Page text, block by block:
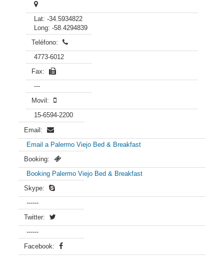
Lat: -34.5934822
Long: -58.4294839
Teléfono:
4773-6012
Fax:
---
Movil:
15-6594-2200
Email:
Email a Palermo Viejo Bed & Breakfast
Booking:
Booking Palermo Viejo Bed & Breakfast
Skype:
------
Twitter:
------
Facebook: